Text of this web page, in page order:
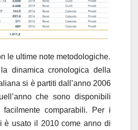
le ultime note metodologiche.
dinamica cronologica della
si è partiti dall’anno 2006
che sono disponibili
comparabili. Per i
è usato il 2010 come anno di